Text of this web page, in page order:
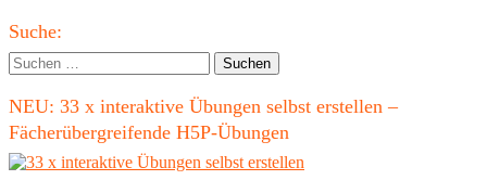
Haupt-
Seitenleiste
Suche:
Suchen
nach:
NEU: 33 x interaktive Übungen selbst erstellen –
Fächerübergreifende H5P-Übungen